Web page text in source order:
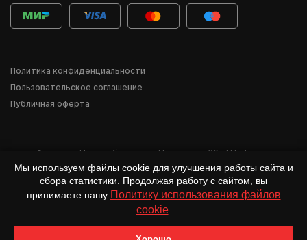
Политика конфиденциальности
Пользовательское соглашение
Публичная оферта
Адрес: г. Новосибирск ул. Писарева, 60 ТЦ «Баzа»
*Деятельность компании Meta Inc. и её продуктов Instagram, Facebook и др.
признана в России экстремистской и запрещена.
Мы используем файлы cookie для улучшения работы сайта и
сбора статистики. Продолжая работу с сайтом, вы
принимаете нашу Политику использования файлов
cookie.